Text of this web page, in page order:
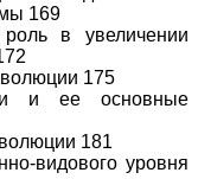
169
в увеличении
175
и ее основные
181
видового уровня